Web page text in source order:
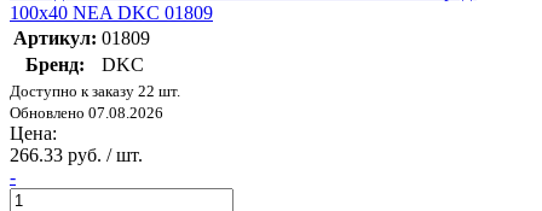
100х40 NEA DKC 01809
Артикул: 01809
Бренд:
DKC
Доступно к заказу 22 шт.
Обновлено 07.08.2026
Цена:
266.33 руб. / шт.
-